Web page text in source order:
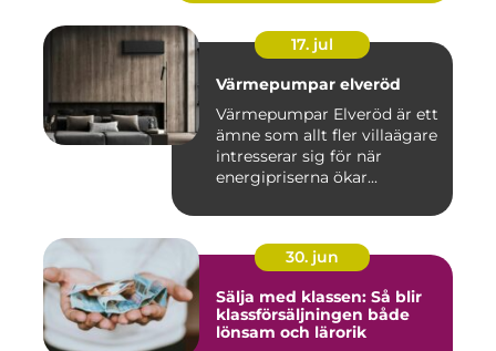
17. jul
Värmepumpar elveröd
Värmepumpar Elveröd är ett
ämne som allt fler villaägare
intresserar sig för när
energipriserna ökar...
30. jun
Sälja med klassen: Så blir
klassförsäljningen både
lönsam och lärorik